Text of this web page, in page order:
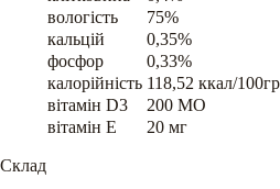
вологість
75%
кальцій
0,35%
фосфор
0,33%
калорійність 118,52 ккал/100гр
вітамін D3
200 МО
вітамін E
20 мг
Склад